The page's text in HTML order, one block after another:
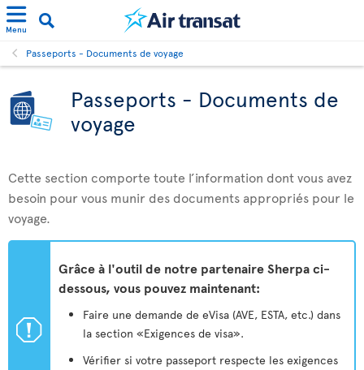
Menu
Passeports - Documents de voyage
Passeports - Documents de
voyage
Cette section comporte toute l’information dont vous avez
besoin pour vous munir des documents appropriés pour le
voyage.
ü
Grâce à l'outil de notre partenaire Sherpa ci-
dessous, vous pouvez maintenant:
Faire une demande de eVisa (AVE, ESTA, etc.) dans
la section «Exigences de visa».
Vérifier si votre passeport respecte les exigences